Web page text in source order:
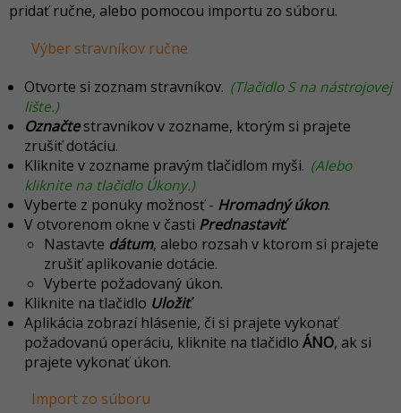
pridať ručne, alebo pomocou importu zo súboru.
Výber stravníkov ručne
Otvorte si zoznam stravníkov. (Tlačidlo S na nástrojovej
lište.)
Označtestravníkov v zozname, ktorým si prajete
zrušiť dotáciu.
Kliknite v zozname pravým tlačidlom myši. (Alebo
kliknite na tlačidlo Úkony.)
Vyberte z ponuky možnosť - Hromadný úkon.
V otvorenom okne v časti Prednastaviť:
Nastavte dátum, alebo rozsah v ktorom si prajete
zrušiť aplikovanie dotácie.
Vyberte požadovaný úkon.
Kliknite na tlačidlo Uložiť.
Aplikácia zobrazí hlásenie, či si prajete vykonať
požadovanú operáciu, kliknite na tlačidlo ÁNO, ak si
prajete vykonať úkon.
Import zo súboru